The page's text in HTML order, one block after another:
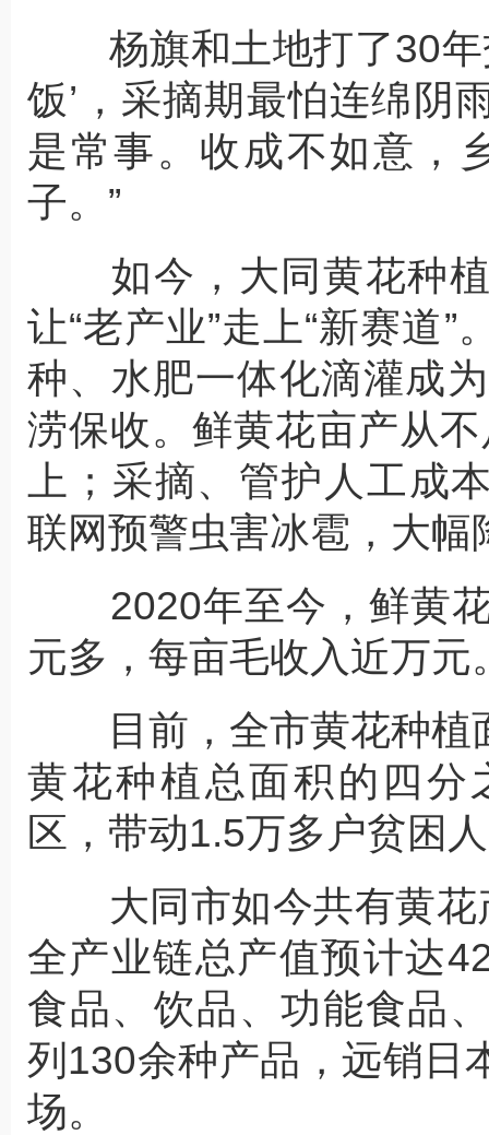
杨旗和土地打了30年
饭’，采摘期最怕连绵阴
是常事。收成不如意，
子。”
如今，大同黄花种植
让“老产业”走上“新赛道
种、水肥一体化滴灌成
涝保收。鲜黄花亩产从
上；采摘、管护人工成
联网预警虫害冰雹，大幅
2020年至今，鲜黄花
元多，每亩毛收入近万元
目前，全市黄花种植
黄花种植总面积的四分
区，带动1.5万多户贫困
大同市如今共有黄花
全产业链总产值预计达
食品、饮品、功能食品
列130余种产品，远销日
场。